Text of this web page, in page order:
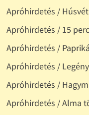
Apróhirdetés /
Apróhirdetés / 15
Apróhirdetés /
Apróhirdetés /
Apróhirdetés /
Apróhirdetés / Alma